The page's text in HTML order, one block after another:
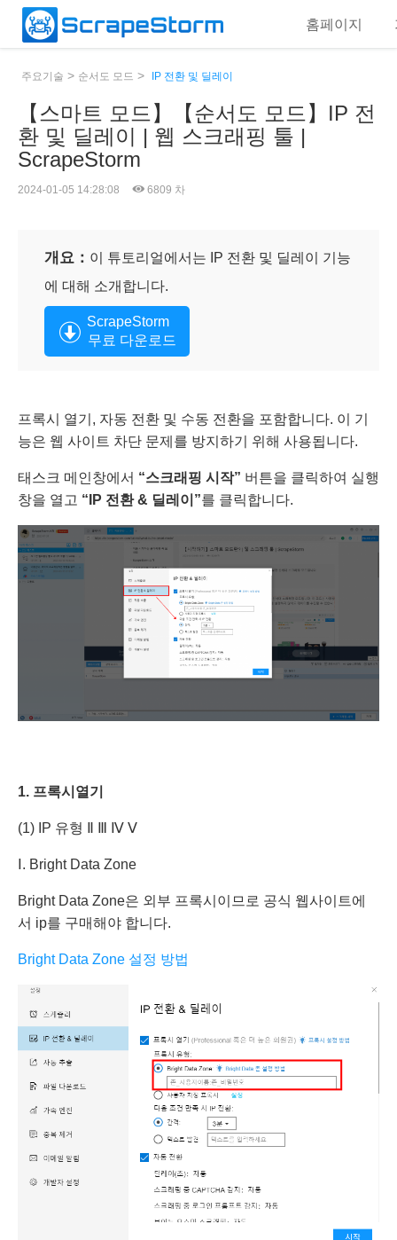
홈페이지
주요기술 > 순서도 모드 > IP 전환 및 딜레이
【스마트 모드】【순서도 모드】IP 전
환 및 딜레이 | 웹 스크래핑 툴 |
ScrapeStorm
2024-01-05 14:28:08 6809 차
개요： 이 튜토리얼에서는 IP 전환 및 딜레이 기능
에 대해 소개합니다.
ScrapeStorm
무료 다운로드
프록시 열기, 자동 전환 및 수동 전환을 포함합니다. 이 기
능은 웹 사이트 차단 문제를 방지하기 위해 사용됩니다.
태스크 메인창에서 “스크래핑 시작” 버튼을 클릭하여 실행
창을 열고 “IP 전환 & 딜레이”를 클릭합니다.
1. 프록시 열기
(1) IP 유형 Ⅱ Ⅲ Ⅳ Ⅴ
Ⅰ. Bright Data Zone
Bright Data Zone은 외부 프록시이므로 공식 웹사이트에
서 ip를 구매해야 합니다.
Bright Data Zone 설정 방법